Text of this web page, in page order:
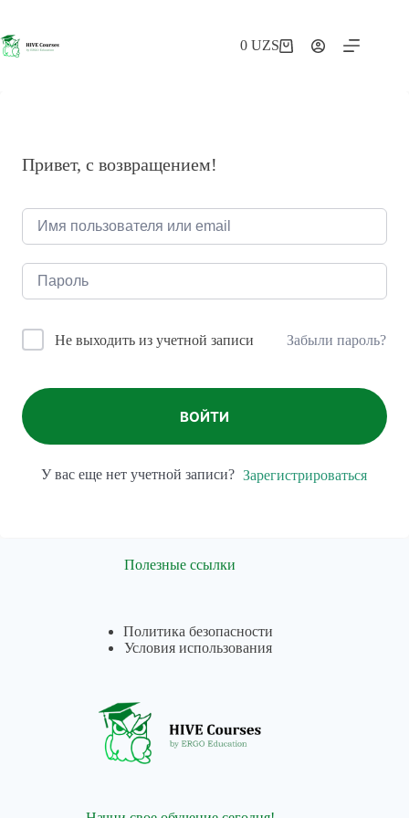
сути
Корзина
0UZS
Привет, с возвращением!
Не выходить из учетной записи Забыли пароль?
ВОЙТИ
У вас еще нет учетной записи? Зарегистрироваться
Полезные ссылки
Политика безопасности
Условия использования